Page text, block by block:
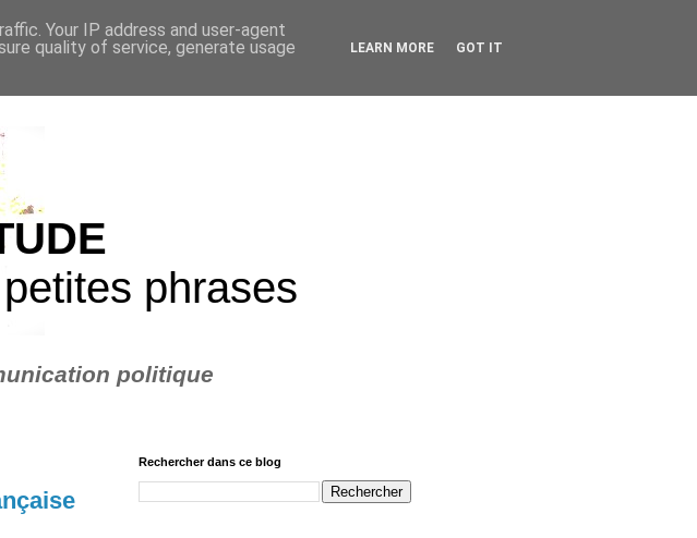
phrases
politique
Rechercher dans ce blog
Your IP address and user-agent
quality of service, generate usage
LEARN MORE GOT IT